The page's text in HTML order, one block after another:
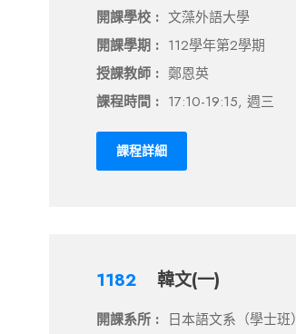
開課學校 : 文藻外語大學
開課學期 : 112學年第2學期
授課教師 : 鄭恩英
課程時間 : 17:10-19:15, 週三
課程詳細
1182 韓文(一)
開課系所 : 日本語文系（學士班）